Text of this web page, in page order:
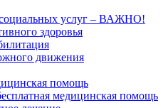
услуг – ВАЖНО!
здоровья
движения
помощь
медицинская помощь